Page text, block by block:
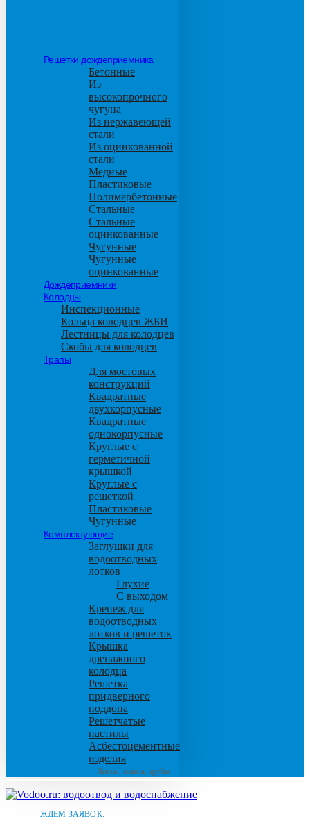
Решетки дождеприемника
Бетонные
Из
высокопрочного
чугуна
Из нержавеющей
стали
Из оцинкованной
стали
Медные
Пластиковые
Полимербетонные
Стальные
Стальные
оцинкованные
Чугунные
Чугунные
оцинкованные
Дождеприемники
Колодцы
Инспекционные
Кольца колодцев ЖБИ
Лестницы для колодцев
Скобы для колодцев
Трапы
Для мостовых
конструкций
Квадратные
двухкорпусные
Квадратные
однокорпусные
Круглые с
герметичной
крышкой
Круглые с
решеткой
Пластиковые
Чугунные
Комплектующие
Заглушки для
водоотводных
лотков
Глухие
С выходом
Крепеж для
водоотводных
лотков и решеток
Крышка
дренажного
колодца
Решетка
придверного
поддона
Решетчатые
настилы
Асбестоцементные
изделия
Листы, плиты, трубы
ЖДЕМ ЗАЯВОК: